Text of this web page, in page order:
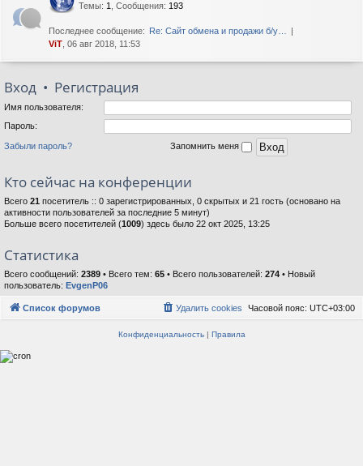
Темы: 1 Сообщения: 193
Последнее сообщение: Re: Сайт обмена и продажи б/у…
ViT , 06 авг 2018, 11:53
Вход • Регистрация
Имя пользователя:
Пароль:
Забыли пароль? Запомнить меня
Кто сейчас на конференции
Всего 21 посетитель :: 0 зарегистрированных, 0 скрытых и 21 гость (основано на
активности пользователей за последние 5 минут)
Больше всего посетителей (1009) здесь было 22 окт 2025, 13:25
Статистика
Всего сообщений: 2389 • Всего тем: 65 • Всего пользователей: 274 • Новый
пользователь: EvgenP06
Список форумов Часовой пояс: UTC+03:00
Удалить cookies
Конфиденциальность| Правила